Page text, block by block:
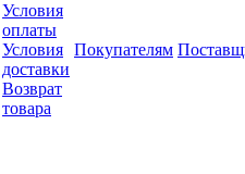
Условия
оплаты
Условия
доставки
Возврат
товара
Покупателям